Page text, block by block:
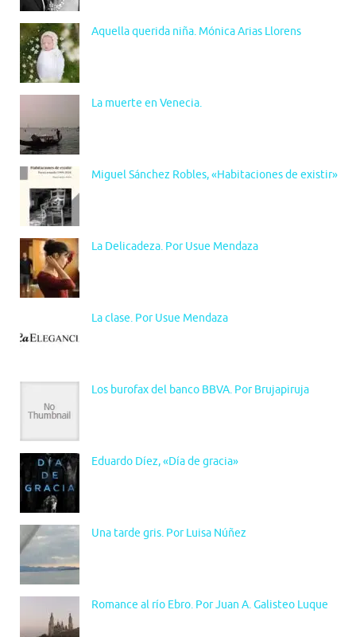
Aquella querida niña. Mónica Arias Llorens
La muerte en Venecia.
Miguel Sánchez Robles, «Habitaciones de existir»
La Delicadeza. Por Usue Mendaza
La clase. Por Usue Mendaza
Los burofax del banco BBVA. Por Brujapiruja
Eduardo Díez, «Día de gracia»
Una tarde gris. Por Luisa Núñez
Romance al río Ebro. Por Juan A. Galisteo Luque